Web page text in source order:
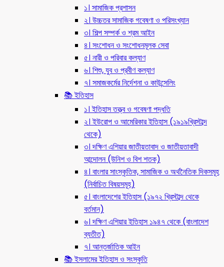
১। সামাজিক প্রশাসন
২। উচ্চতর সামাজিক গবেষণা ও পরিসংখ্যান
৩। শিল্প সম্পর্ক ও শ্রম আইন
৪। সংশোধন ও সংশোধনমূলক সেবা
৫। নারী ও পরিবার কল্যাণ
৬। শিশু, যুব ও প্রবীণ কল্যাণ
৭। সমাজকর্মের নির্দেশনা ও কাউন্সেলিং
📚 ইতিহাস
১। ইতিহাস তত্ত্ব ও গবেষণা পদ্ধতি
২। ইউরোপ ও আমেরিকার ইতিহাস (১৯১৯খ্রিস্টাব্দ
থেকে)
৩। দক্ষিণ এশিয়ার জাতীয়তাবাদ ও জাতীয়তাবাদী
আন্দোলন (উনিশ ও বিশ শতক)
৪। বাংলার সাংস্কৃতিক, সামাজিক ও অর্থনৈতিক দিকসমূহ
(নির্বাচিত বিষয়সমূহ)
৫। বাংলাদেশের ইতিহাস (১৯৭২ খ্রিস্টাব্দ থেকে
বর্তমান)
৬। দক্ষিণ এশিয়ার ইতিহাস ১৯৪৭ থেকে (বাংলাদেশ
ব্যতীত)
৭। আন্তর্জাতিক আইন
📚 ইসলামের ইতিহাস ও সংস্কৃতি